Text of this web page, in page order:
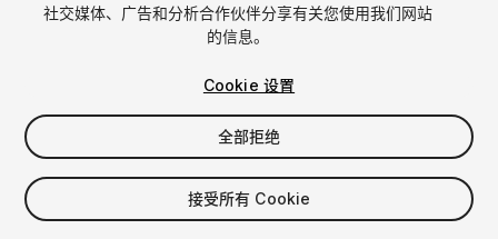
$29.99
增值税将在结算时计算
社交媒体、广告和分析合作伙伴分享有关您使用我们网站
的信息。
Cookie 设置
全部拒绝
接受所有 Cookie